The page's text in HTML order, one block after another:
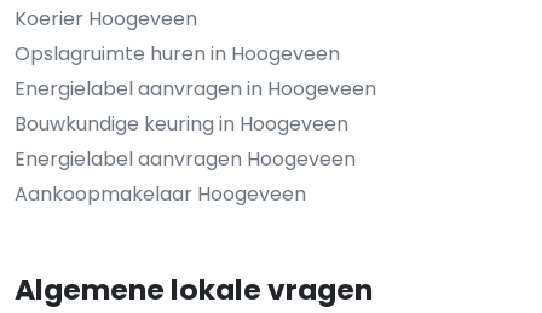
Koerier Hoogeveen
Opslagruimte huren in Hoogeveen
Energielabel aanvragen in Hoogeveen
Bouwkundige keuring in Hoogeveen
Energielabel aanvragen Hoogeveen
Aankoopmakelaar Hoogeveen
Algemene lokale vragen